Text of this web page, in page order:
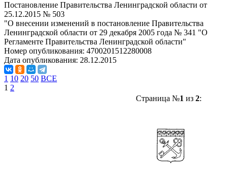
Постановление Правительства Ленинградской области от
25.12.2015 № 503
"О внесении изменений в постановление Правительства
Ленинградской области от 29 декабря 2005 года № 341 "О
Регламенте Правительства Ленинградской области"
Номер опубликования: 4700201512280008
Дата опубликования: 28.12.2015
1 10 20 50 ВСЕ
1 2
Страница №1 из 2: